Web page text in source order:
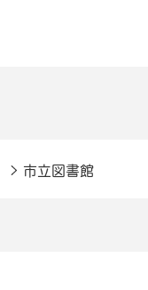
市立図書館